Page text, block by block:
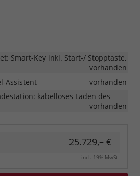
Smart-Key inkl. Start-/ Stopptaste,
vorhanden
Assistent vorhanden
kabelloses Laden des
vorhanden
25.729,– €
incl. 19% MwSt.